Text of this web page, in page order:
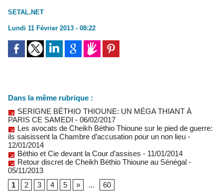
SETAL.NET
Lundi 11 Février 2013 - 08:22
Dans la même rubrique :
SERIGNE BÉTHIO THIOUNE: UN MÉGA THIANT À
PARIS CE SAMEDI - 06/02/2017
Les avocats de Cheikh Béthio Thioune sur le pied de guerre:
ils saisissent la Chambre d’accusation pour un non lieu -
12/01/2014
Béthio et Cie devant la Cour d’assises - 11/01/2014
Retour discret de Cheikh Béthio Thioune au Sénégal -
05/11/2013
1
2 3 4 5 » ... 60